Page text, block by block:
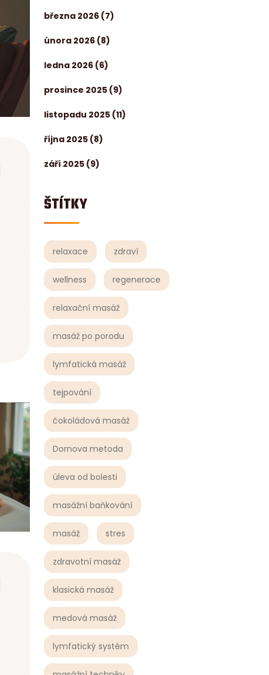
března 2026 (7)
února 2026 (8)
ledna 2026 (6)
prosince 2025 (9)
listopadu 2025 (11)
října 2025 (8)
září 2025 (9)
ŠTÍTKY
relaxace zdraví
wellness regenerace
relaxační masáž
masáž po porodu
lymfatická masáž
tejpování
čokoládová masáž
Dornova metoda
úleva od bolesti
masážní baňkování
masáž stres
zdravotní masáž
klasická masáž
medová masáž
lymfatický systém